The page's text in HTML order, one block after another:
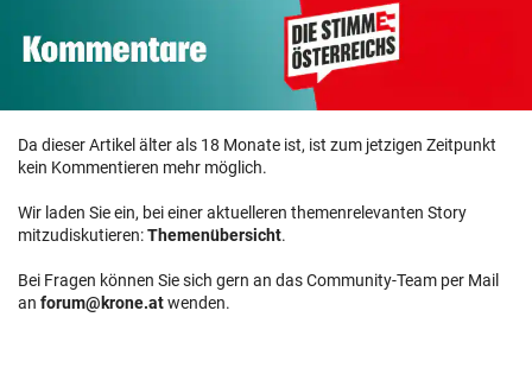
Da dieser Artikel älter als 18 Monate ist, ist zum jetzigen Zeitpunkt
kein Kommentieren mehr möglich.
Wir laden Sie ein, bei einer aktuelleren themenrelevanten Story
mitzudiskutieren:Themenübersicht.
Bei Fragen können Sie sich gern an das Community-Team per Mail
an forum@krone.atwenden.